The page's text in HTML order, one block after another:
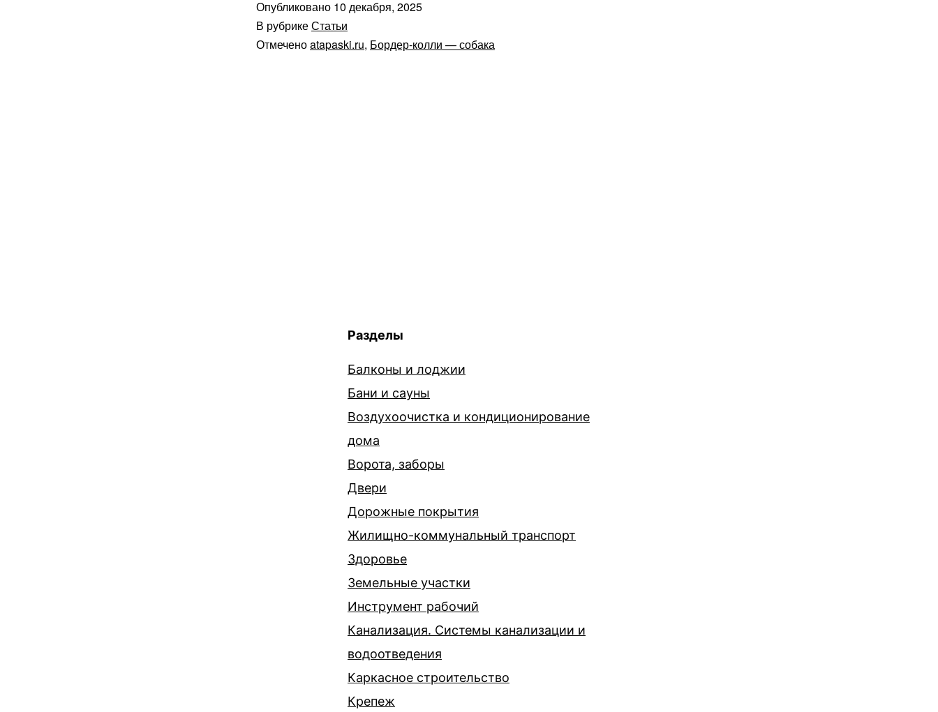
Опубликовано 10 декабря, 2025
В рубрикеСтатьи
Отмеченоatapaski.ru, Бордер-колли — собака
Разделы
Балконы и лоджии
Бани и сауны
Воздухоочистка и кондиционирование
дома
Ворота, заборы
Двери
Дорожные покрытия
Жилищно-коммунальный транспорт
Здоровье
Земельные участки
Инструмент рабочий
Канализация. Системы канализации и
водоотведения
Каркасное строительство
Крепеж